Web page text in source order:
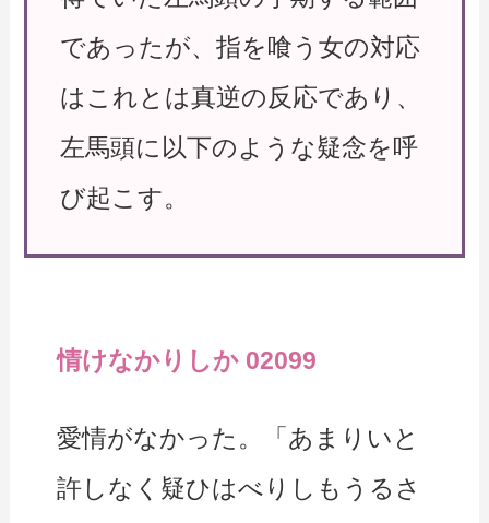
であったが、指を喰う女の対応
はこれとは真逆の反応であり、
左馬頭に以下のような疑念を呼
び起こす。
情けなかりしか 02099
愛情がなかった。「あまりいと
許しなく疑ひはべりしもうるさ